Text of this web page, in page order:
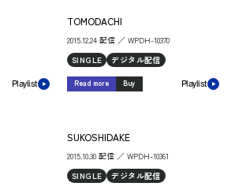
Playlist
TOMODACHI
2015.12.24 配信 ／ WPDH-10370
SINGLE
デジタル配信
Read more Buy Playlist
SUKOSHIDAKE
2015.10.30 配信 ／ WPDH-10361
SINGLE
デジタル配信